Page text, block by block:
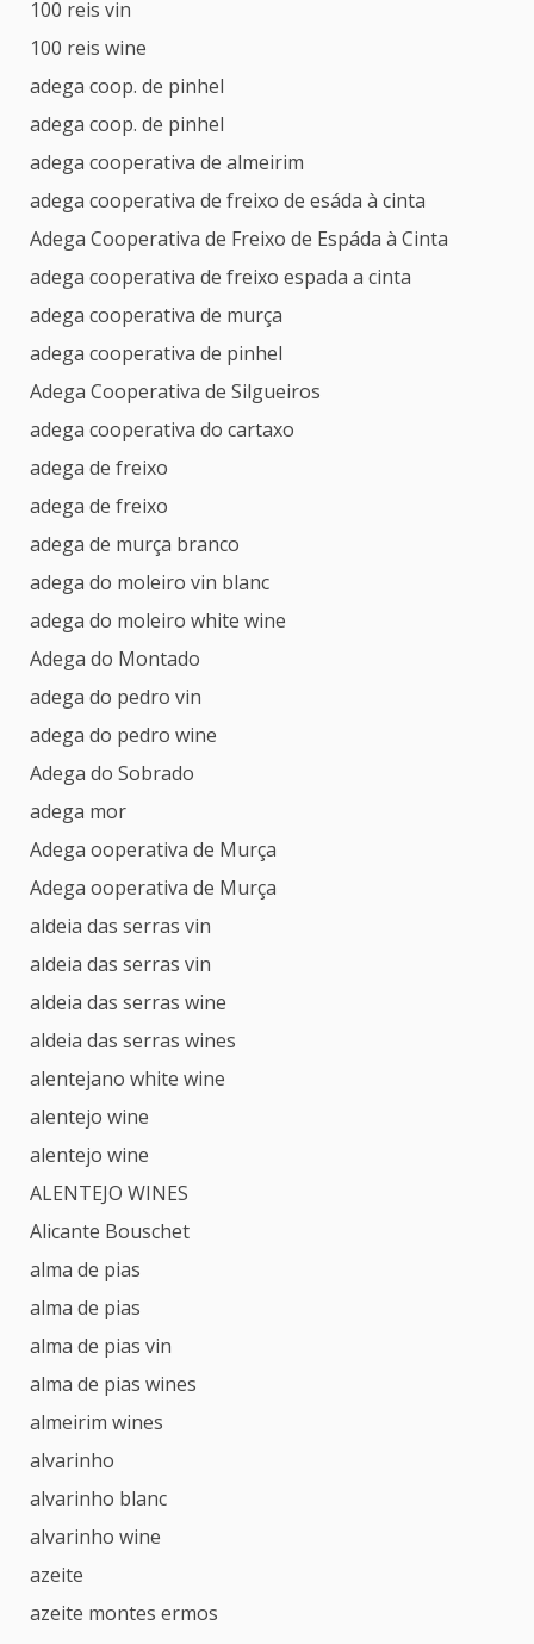
100 reis vin
100 reis wine
adega coop. de pinhel
adega coop. de pinhel
adega cooperativa de almeirim
adega cooperativa de freixo de esáda à cinta
Adega Cooperativa de Freixo de Espáda à Cinta
adega cooperativa de freixo espada a cinta
adega cooperativa de murça
adega cooperativa de pinhel
Adega Cooperativa de Silgueiros
adega cooperativa do cartaxo
adega de freixo
adega de freixo
adega de murça branco
adega do moleiro vin blanc
adega do moleiro white wine
Adega do Montado
adega do pedro vin
adega do pedro wine
Adega do Sobrado
adega mor
Adega ooperativa de Murça
Adega ooperativa de Murça
aldeia das serras vin
aldeia das serras vin
aldeia das serras wine
aldeia das serras wines
alentejano white wine
alentejo wine
alentejo wine
ALENTEJO WINES
Alicante Bouschet
alma de pias
alma de pias
alma de pias vin
alma de pias wines
almeirim wines
alvarinho
alvarinho blanc
alvarinho wine
azeite
azeite montes ermos